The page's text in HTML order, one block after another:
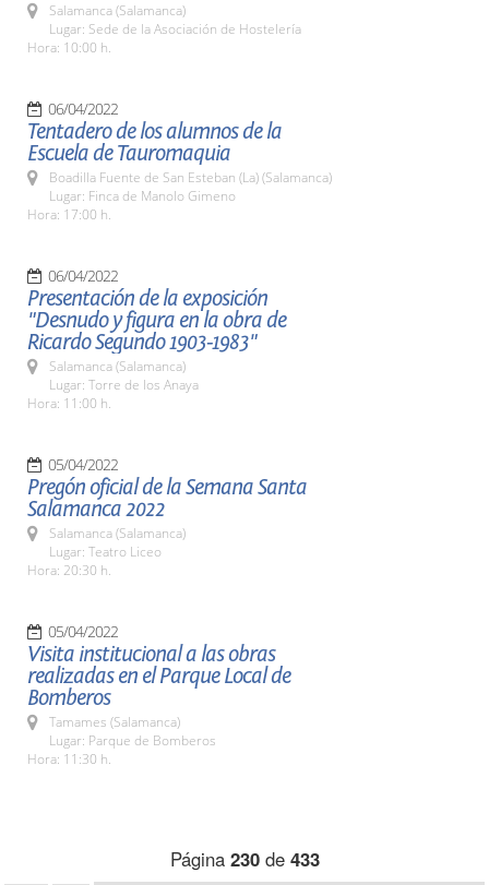
Salamanca (Salamanca)
Lugar: Sede de la Asociación de Hostelería
Hora: 10:00 h.
06/04/2022
Tentadero de los alumnos de la
Escuela de Tauromaquia
Boadilla Fuente de San Esteban (La) (Salamanca)
Lugar: Finca de Manolo Gimeno
Hora: 17:00 h.
06/04/2022
Presentación de la exposición
"Desnudo y figura en la obra de
Ricardo Segundo 1903-1983"
Salamanca (Salamanca)
Lugar: Torre de los Anaya
Hora: 11:00 h.
05/04/2022
Pregón oficial de la Semana Santa
Salamanca 2022
Salamanca (Salamanca)
Lugar: Teatro Liceo
Hora: 20:30 h.
05/04/2022
Visita institucional a las obras
realizadas en el Parque Local de
Bomberos
Tamames (Salamanca)
Lugar: Parque de Bomberos
Hora: 11:30 h.
Página 230de 433